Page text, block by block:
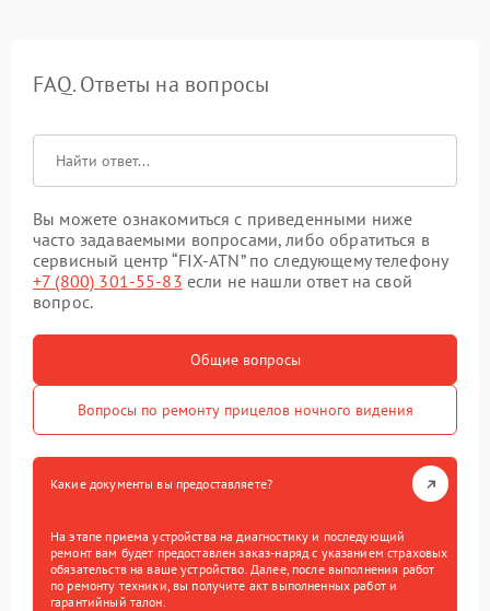
FAQ. Ответы на вопросы
Вы можете ознакомиться с приведенными ниже
часто задаваемыми вопросами, либо обратиться в
сервисный центр “FIX-ATN” по следующему телефону
+7 (800) 301-55-83 если не нашли ответ на свой
вопрос.
Общие вопросы
Вопросы по ремонту прицелов ночного видения
Какие документы вы предоставляете?
На этапе приема устройства на диагностику и последующий
ремонт вам будет предоставлен заказ-наряд с указанием страховых
обязательств на ваше устройство. Далее, после выполнения работ
по ремонту техники, вы получите акт выполненных работ и
гарантийный талон.